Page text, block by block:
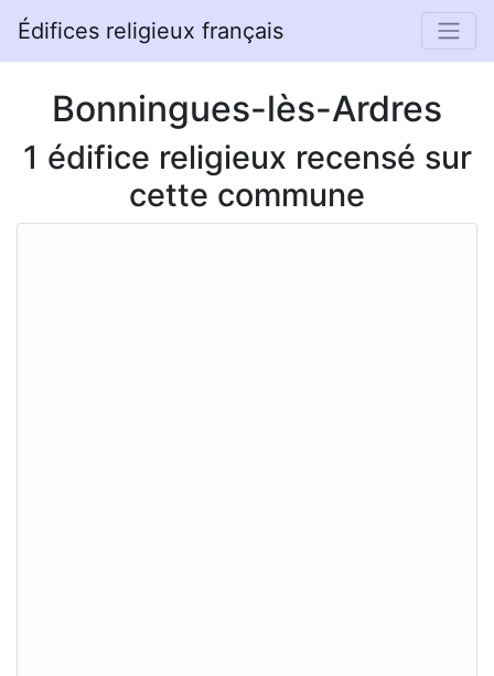
Édifices religieux français
Bonningues-lès-Ardres
1 édifice religieux recensé sur
cette commune